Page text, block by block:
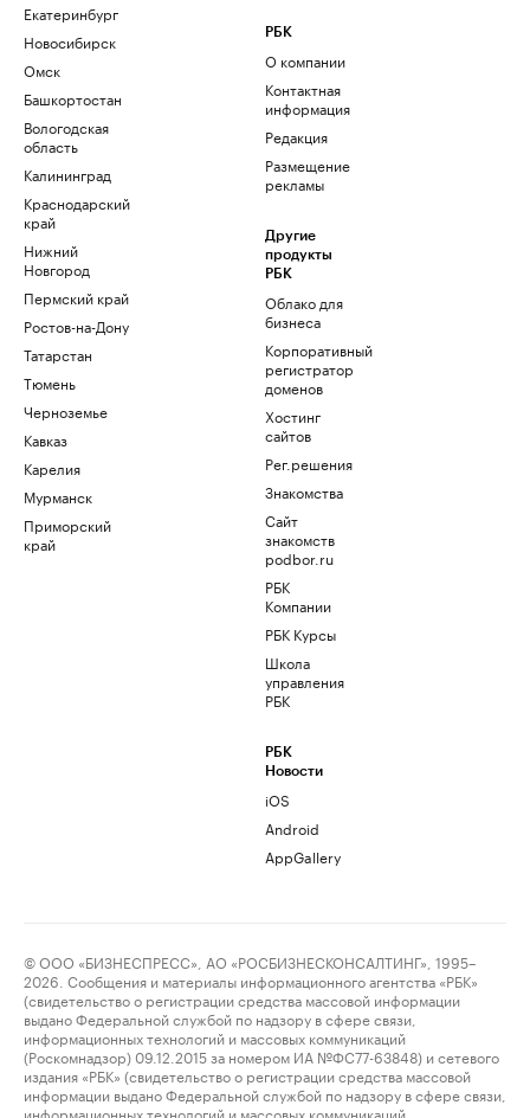
Екатеринбург
Новосибирск
Омск
Башкортостан
Вологодская
область
Калининград
Краснодарский
край
Нижний
Новгород
Пермский край
Ростов-на-Дону
Татарстан
Тюмень
Черноземье
Кавказ
Карелия
Мурманск
Приморский
край
РБК
О компании
Контактная
информация
Редакция
Размещение
рекламы
Другие
продукты
РБК
Облако для
бизнеса
Корпоративный
регистратор
доменов
Хостинг
сайтов
Рег.решения
Знакомства
Сайт
знакомств
podbor.ru
РБК
Компании
РБК Курсы
Школа
управления
РБК
РБК
Новости
iOS
Android
AppGallery
© ООО «БИЗНЕСПРЕСС», АО «РОСБИЗНЕСКОНСАЛТИНГ», 1995–
2026. Сообщения и материалы информационного агентства «РБК»
(свидетельство о регистрации средства массовой информации
выдано Федеральной службой по надзору в сфере связи,
информационных технологий и массовых коммуникаций
(Роскомнадзор) 09.12.2015 за номером ИА №ФС77-63848) и сетевого
издания «РБК» (свидетельство о регистрации средства массовой
информации выдано Федеральной службой по надзору в сфере связи,
информационных технологий и массовых коммуникаций